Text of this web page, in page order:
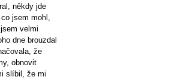
někdy jde
jsem mohl,
velmi
dne brouzdal
že
obnovit
slíbil, že mi